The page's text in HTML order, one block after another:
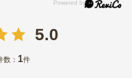
5.0
数： 1件